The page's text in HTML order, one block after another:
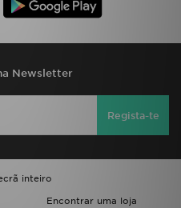
Newsletter
Regista-te
inteiro
Encontrar uma loja